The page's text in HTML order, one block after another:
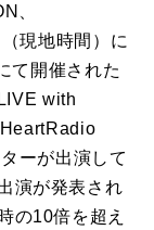
、
現地時間）に
て開催された
with
ーが出演して
演が発表され
の10倍を超え